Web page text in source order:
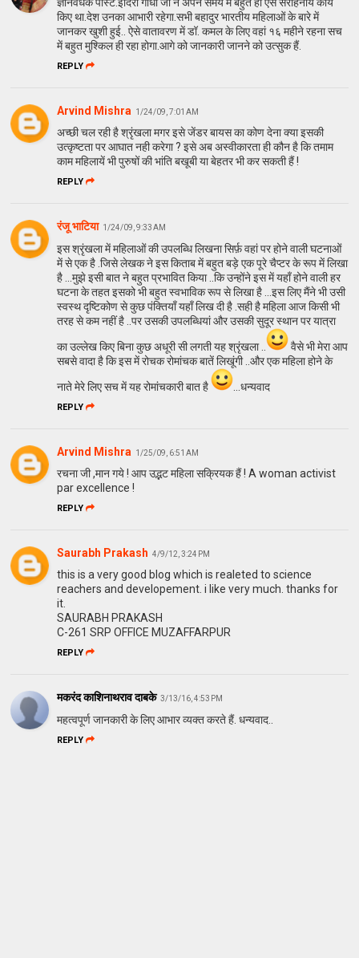
ज्ञानवर्धक पोस्ट.इंदिरा गाँधी जी ने अपने समय में बहुत ही ऐसे सराहनीय कार्य
किए था.देश उनका आभारी रहेगा.सभी बहादुर भारतीय महिलाओं के बारे में
जानकर खुशी हुई.. ऐसे वातावरण में डॉ. कमल के लिए वहां १६ महीने रहना सच
में बहुत मुश्किल ही रहा होगा.आगे को जानकारी जानने को उत्सुक हैं.
REPLY
Arvind Mishra 1/24/09, 7:01 AM
अच्छी चल रही है श्रृंखला मगर इसे जेंडर बायस का कोण देना क्या इसकी
उत्कृष्टता पर आघात नही करेगा ? इसे अब अस्वीकारता ही कौन है कि तमाम
काम महिलायें भी पुरुषों की भांति बखूबी या बेहतर भी कर सकती हैं !
REPLY
रंजू भाटिया 1/24/09, 9:33 AM
इस श्रृंखला में महिलाओं की उपलब्धि लिखना सिर्फ़ वहां पर होने वाली घटनाओं
में से एक है .जिसे लेखक ने इस किताब में बहुत बड़े एक पूरे चैप्टर के रूप में लिखा
है ...मुझे इसी बात ने बहुत प्रभावित किया ..कि उन्होंने इस में यहाँ होने वाली हर
घटना के तहत इसको भी बहुत स्वभाविक रूप से लिखा है ...इस लिए मैंने भी उसी
स्वस्थ दृष्टिकोण से कुछ पंक्तियाँ यहाँ लिख दी है .सही है महिला आज किसी भी
तरह से कम नहीं है ..पर उसकी उपलब्धियां और उसकी सुदूर स्थान पर यात्रा
का उल्लेख किए बिना कुछ अधूरी सी लगती यह श्रृंखला ..
वैसे भी मेरा आप
सबसे वादा है कि इस में रोचक रोमांचक बातें लिखूंगी ..और एक महिला होने के
नाते मेरे लिए सच में यह रोमांचकारी बात है
...धन्यवाद
REPLY
Arvind Mishra 1/25/09, 6:51 AM
रचना जी ,मान गये ! आप उद्भट महिला सक्रियक हैं ! A woman activist
par excellence !
REPLY
Saurabh Prakash 4/9/12, 3:24 PM
this is a very good blog which is realeted to science
reachers and developement. i like very much. thanks for
it.
SAURABH PRAKASH
C-261 SRP OFFICE MUZAFFARPUR
REPLY
मकरंद काशिनाथराव दाबके 3/13/16, 4:53 PM
महत्वपूर्ण जानकारी के लिए आभार व्यक्त करते हैं. धन्यवाद..
REPLY